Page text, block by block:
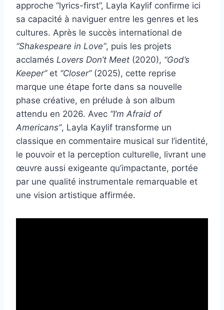
approche “lyrics-first”, Layla Kaylif confirme ici
sa capacité à naviguer entre les genres et les
cultures. Après le succès international de
“Shakespeare in Love”, puis les projets
acclamés Lovers Don’t Meet (2020), “God’s
Keeper”et “Closer”(2025), cette reprise
marque une étape forte dans sa nouvelle
phase créative, en prélude à son album
attendu en 2026. Avec “I’m Afraid of
Americans”, Layla Kaylif transforme un
classique en commentaire musical sur l’identité,
le pouvoir et la perception culturelle, livrant une
œuvre aussi exigeante qu’impactante, portée
par une qualité instrumentale remarquable et
une vision artistique affirmée.